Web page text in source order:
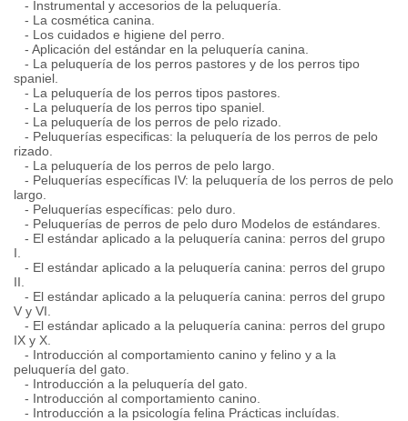
- Instrumental y accesorios de la peluquería.
- La cosmética canina.
- Los cuidados e higiene del perro.
- Aplicación del estándar en la peluquería canina.
- La peluquería de los perros pastores y de los perros tipo
spaniel.
- La peluquería de los perros tipos pastores.
- La peluquería de los perros tipo spaniel.
- La peluquería de los perros de pelo rizado.
- Peluquerías especificas: la peluquería de los perros de pelo
rizado.
- La peluquería de los perros de pelo largo.
- Peluquerías específicas IV: la peluquería de los perros de pelo
largo.
- Peluquerías específicas: pelo duro.
- Peluquerías de perros de pelo duro Modelos de estándares.
- El estándar aplicado a la peluquería canina: perros del grupo
I.
- El estándar aplicado a la peluquería canina: perros del grupo
II.
- El estándar aplicado a la peluquería canina: perros del grupo
V y VI.
- El estándar aplicado a la peluquería canina: perros del grupo
IX y X.
- Introducción al comportamiento canino y felino y a la
peluquería del gato.
- Introducción a la peluquería del gato.
- Introducción al comportamiento canino.
- Introducción a la psicología felina Prácticas incluídas.